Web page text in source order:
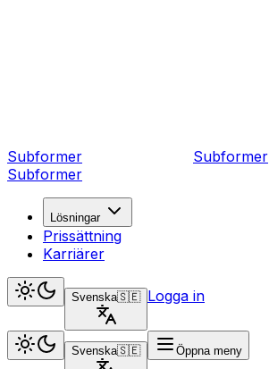
Subformer Subformer
Subformer
Lösningar
Prissättning
Karriärer
Svenska🇸🇪 Logga in
Svenska🇸🇪 Öppna meny